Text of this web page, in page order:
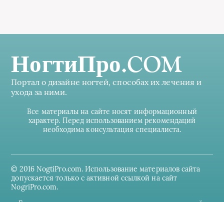
НогтиПро.COM
Портал о дизайне ногтей, способах их лечения и
ухода за ними.
Все материалы на сайте носят информационный
характер. Перед использованием рекомендаций
необходима консультация специалиста.
© 2016 NogtiPro.com. Использование материалов сайта
допускается только с активной ссылкой на сайт
NogriPro.com.